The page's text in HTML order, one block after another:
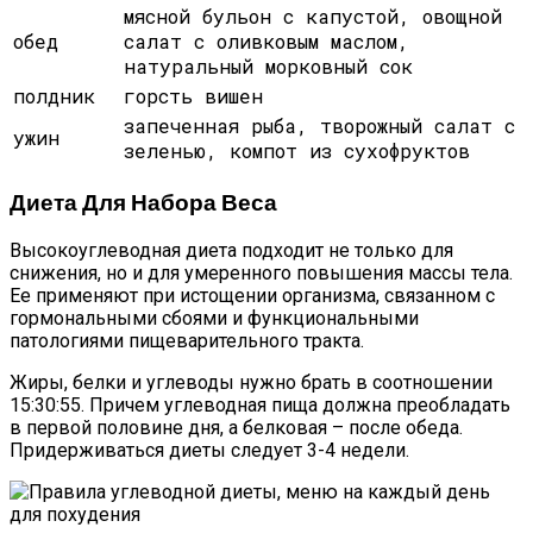
обед
мясной бульон с капустой, овощной
салат с оливковым маслом,
натуральный морковный сок
полдник
горсть вишен
ужин
запеченная рыба, творожный салат с
зеленью, компот из сухофруктов
Диета Для Набора Веса
Высокоуглеводная диета подходит не только для
снижения, но и для умеренного повышения массы тела.
Ее применяют при истощении организма, связанном с
гормональными сбоями и функциональными
патологиями пищеварительного тракта.
Жиры, белки и углеводы нужно брать в соотношении
15:30:55. Причем углеводная пища должна преобладать
в первой половине дня, а белковая – после обеда.
Придерживаться диеты следует 3-4 недели.